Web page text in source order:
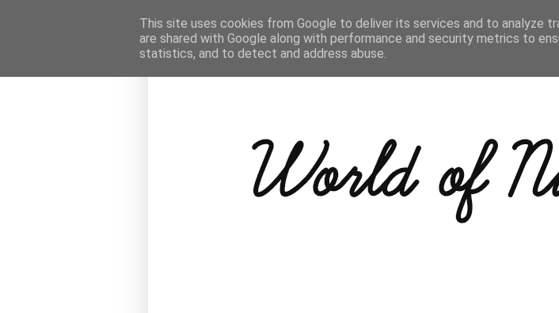
This site uses cookies from Google to deliver its services and to analyze
are shared with Google along with performance and security metrics to
statistics, and to detect and address abuse.